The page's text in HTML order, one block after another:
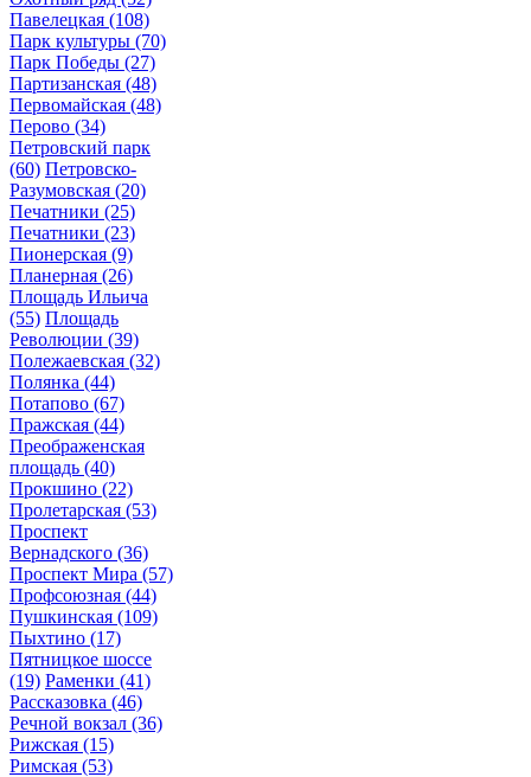
Павелецкая (108)
Парк культуры (70)
Парк Победы (27)
Партизанская (48)
Первомайская (48)
Перово (34)
Петровский парк
(60) Петровско-
Разумовская (20)
Печатники (25)
Печатники (23)
Пионерская (9)
Планерная (26)
Площадь Ильича
(55) Площадь
Революции (39)
Полежаевская (32)
Полянка (44)
Потапово (67)
Пражская (44)
Преображенская
площадь (40)
Прокшино (22)
Пролетарская (53)
Проспект
Вернадского (36)
Проспект Мира (57)
Профсоюзная (44)
Пушкинская (109)
Пыхтино (17)
Пятницкое шоссе
(19) Раменки (41)
Рассказовка (46)
Речной вокзал (36)
Рижская (15)
Римская (53)